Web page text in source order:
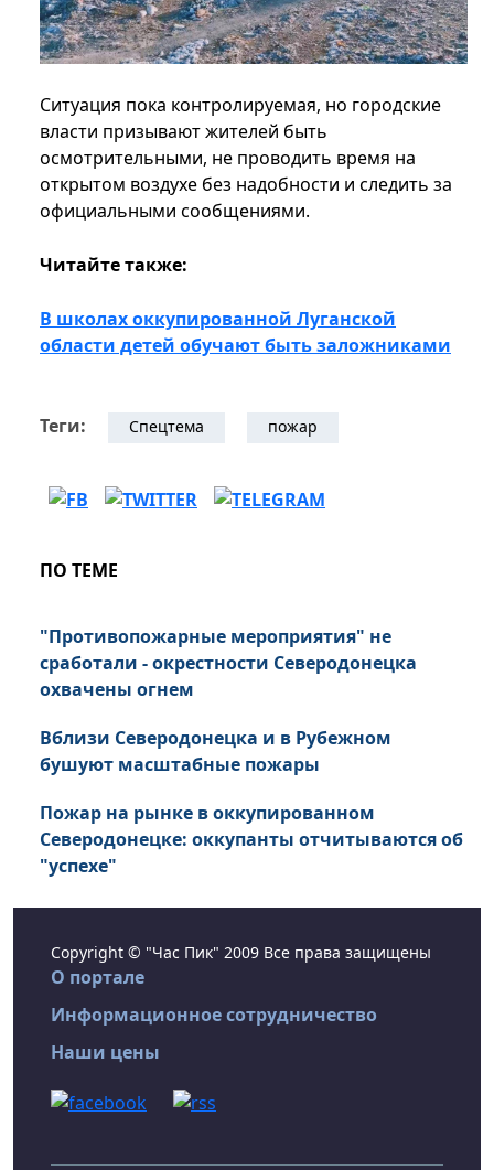
Ситуация пока контролируемая, но городские
власти призывают жителей быть
осмотрительными, не проводить время на
открытом воздухе без надобности и следить за
официальными сообщениями.
Читайте также:
В школах оккупированной Луганской
области детей обучают быть заложниками
Теги: Спецтема пожар
ПО ТЕМЕ
"Противопожарные мероприятия" не
сработали - окрестности Северодонецка
охвачены огнем
Вблизи Северодонецка и в Рубежном
бушуют масштабные пожары
Пожар на рынке в оккупированном
Северодонецке: оккупанты отчитываются об
"успехе"
Copyright © "Час Пик" 2009 Все права защищены
О портале
Информационное сотрудничество
Наши цены